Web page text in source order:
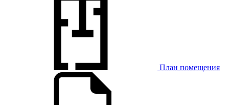
План помещения